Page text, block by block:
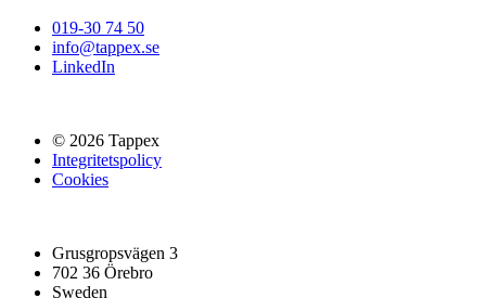
019-30 74 50
info@tappex.se
LinkedIn
© 2026 Tappex
Integritetspolicy
Cookies
Grusgropsvägen 3
702 36 Örebro
Sweden